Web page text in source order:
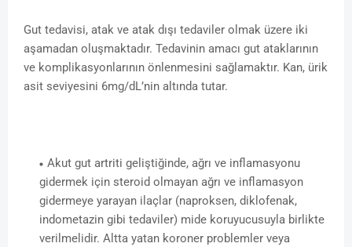
Gut tedavisi, atak ve atak dışı tedaviler olmak üzere iki
aşamadan oluşmaktadır. Tedavinin amacı gut ataklarının
ve komplikasyonlarının önlenmesini sağlamaktır. Kan, ürik
asit seviyesini 6mg/dL’nin altında tutar.
Akut gut artriti geliştiğinde, ağrı ve inflamasyonu
gidermek için steroid olmayan ağrı ve inflamasyon
gidermeye yarayan ilaçlar (naproksen, diklofenak,
indometazin gibi tedaviler) mide koruyucusuyla birlikte
verilmelidir. Altta yatan koroner problemler veya